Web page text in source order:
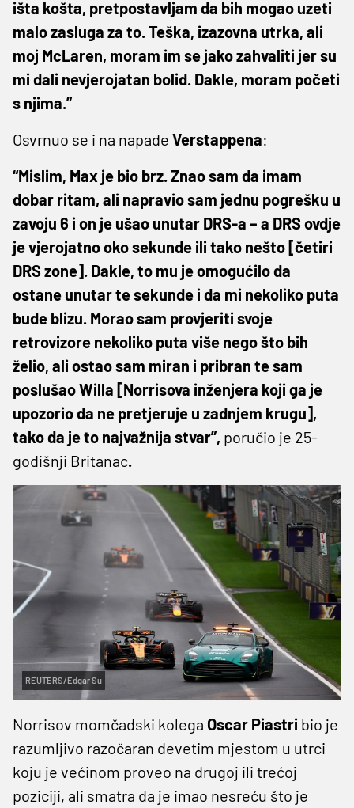
išta košta, pretpostavljam da bih mogao uzeti
malo zasluga za to. Teška, izazovna utrka, ali
moj McLaren, moram im se jako zahvaliti jer su
mi dali nevjerojatan bolid. Dakle, moram početi
s njima.”
Osvrnuo se i na napade Verstappena:
“Mislim, Max je bio brz. Znao sam da imam
dobar ritam, ali napravio sam jednu pogrešku u
zavoju 6 i on je ušao unutar DRS-a – a DRS ovdje
je vjerojatno oko sekunde ili tako nešto [četiri
DRS zone]. Dakle, to mu je omogućilo da
ostane unutar te sekunde i da mi nekoliko puta
bude blizu. Morao sam provjeriti svoje
retrovizore nekoliko puta više nego što bih
želio, ali ostao sam miran i pribran te sam
poslušao Willa [Norrisova inženjera koji ga je
upozorio da ne pretjeruje u zadnjem krugu],
tako da je to najvažnija stvar”, poručio je 25-
godišnji Britanac.
REUTERS/Edgar Su
Norrisov momčadski kolega Oscar Piastri bio je
razumljivo razočaran devetim mjestom u utrci
koju je većinom proveo na drugoj ili trećoj
poziciji, ali smatra da je imao nesreću što je